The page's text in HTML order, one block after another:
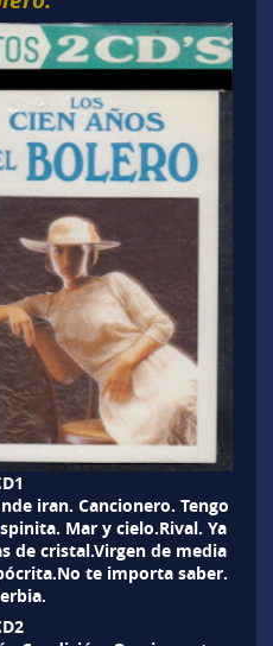
iran. Cancionero. Tengo
Mar y cielo.Rival. Ya
de cristal.Virgen de media
te importa saber.